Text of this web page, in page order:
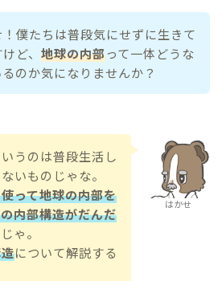
！僕たちは普段気にせずに生きて
ど、 地球の内部って一体どうな
るのか気になりませんか？
はかせ
うのは普段生活し
いものじゃな。
って地球の内部を
内部構造がだんだ
ゃ。
について解説する